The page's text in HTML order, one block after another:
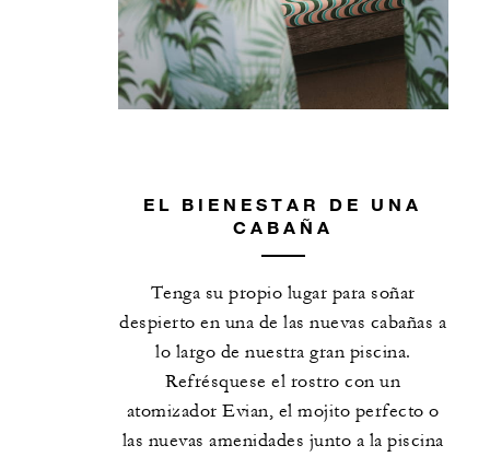
EL BIENESTAR DE UNA
CABAÑA
Tenga su propio lugar para soñar
despierto en una de las nuevas cabañas a
lo largo de nuestra gran piscina.
Refrésquese el rostro con un
atomizador Evian, el mojito perfecto o
las nuevas amenidades junto a la piscina